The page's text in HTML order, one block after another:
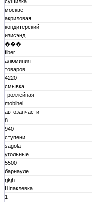
сушилка
москве
акриловая
кондитерский
изисэнд
���
fiber
алюминия
товаров
4220
смывка
троллейная
mobihel
автозапчасти
8
940
ступени
sagola
угольные
5500
барнауле
rjkjh
Шпаклевка
1